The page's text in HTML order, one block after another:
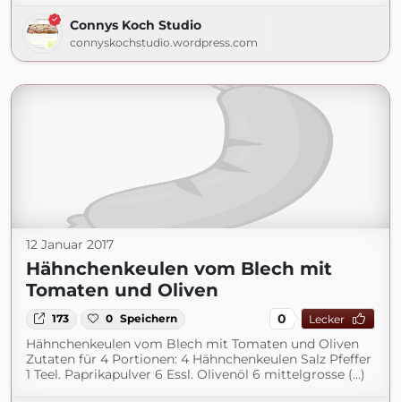
Connys Koch Studio
connyskochstudio.wordpress.com
12 Januar 2017
Hähnchenkeulen vom Blech mit
Tomaten und Oliven
173 0 Speichern 0 Lecker
Hähnchenkeulen vom Blech mit Tomaten und Oliven
Zutaten für 4 Portionen: 4 Hähnchenkeulen Salz Pfeffer
1 Teel. Paprikapulver 6 Essl. Olivenöl 6 mittelgrosse (...)